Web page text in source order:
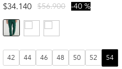
$34.140 $56.900 40 %
42 44 46 48 50 52 54